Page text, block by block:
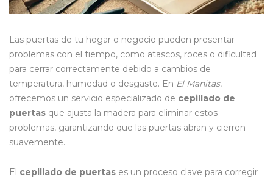
Las puertas de tu hogar o negocio pueden presentar
problemas con el tiempo, como atascos, roces o dificultad
para cerrar correctamente debido a cambios de
temperatura, humedad o desgaste. En El Manitas,
ofrecemos un servicio especializado de cepillado de
puertas que ajusta la madera para eliminar estos
problemas, garantizando que las puertas abran y cierren
suavemente.
El cepillado de puertas es un proceso clave para corregir